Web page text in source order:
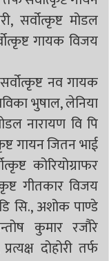
सर्वोत्कृष्ट मोडल
गायक विजय
नव गायक
भुषाल, लेनिया
नारायण वि पि
गायन जितन भाई
कोरियोग्राफर
गीतकार विजय
सि., अशोक पाण्डे
कुमार रजौरे
दोहोरी तर्फ